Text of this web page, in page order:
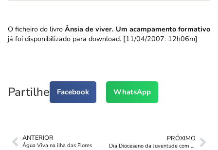
O ficheiro do livro Ânsia de viver. Um acampamento formativo
já foi disponibilizado para download. [11/04/2007: 12h06m]
Partilhe Facebook WhatsApp
ANTERIOR
Água Viva na ilha das Flores
PRÓXIMO
Dia Diocesano da Juventude com Concerto Água Viva